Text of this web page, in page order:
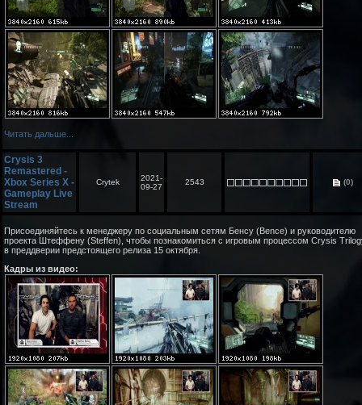
Читать дальше...
Crysis 3
Remastered -
Xbox Series X -
Gameplay Live
Stream
Crytek
2021-
09-27
2543 (0)
Присоединяйтесь к менеджеру по социальным сетям Бенсу (Bence) и руководителю
проекта Штеффену (Steffen), чтобы познакомиться с игровым процессом Crysis
в преддверии предстоящего релиза 15 октября.
Кадры из видео: